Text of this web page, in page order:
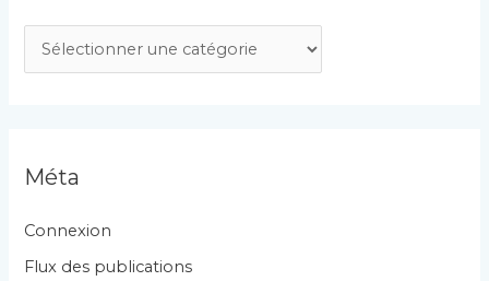
a
g
r
i
Méta
Connexion
Flux des publications